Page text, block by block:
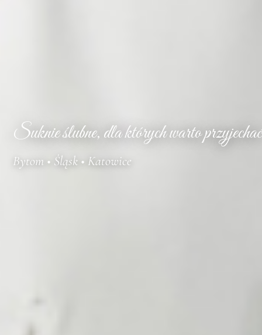
Suknie ślubne, dla których warto przyjechać
Bytom • Śląsk • Katowice